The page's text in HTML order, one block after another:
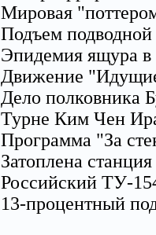
Мировая
Подъем
Эпидемия ящура в
Движение
Дело полковника
Турне Ким Чен
Программа "За
Затоплена
Российский ТУ-
13-процентный